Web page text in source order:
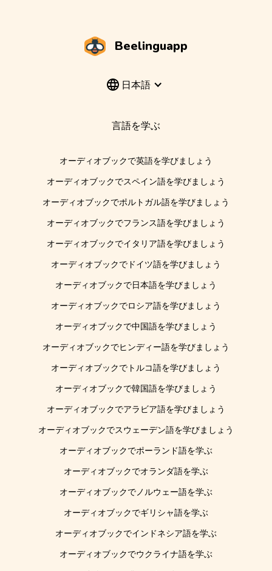
Beelinguapp
日本語
言語を学ぶ
オーディオブックで英語を学びましょう
オーディオブックでスペイン語を学びましょう
オーディオブックでポルトガル語を学びましょう
オーディオブックでフランス語を学びましょう
オーディオブックでイタリア語を学びましょう
オーディオブックでドイツ語を学びましょう
オーディオブックで日本語を学びましょう
オーディオブックでロシア語を学びましょう
オーディオブックで中国語を学びましょう
オーディオブックでヒンディー語を学びましょう
オーディオブックでトルコ語を学びましょう
オーディオブックで韓国語を学びましょう
オーディオブックでアラビア語を学びましょう
オーディオブックでスウェーデン語を学びましょう
オーディオブックでポーランド語を学ぶ
オーディオブックでオランダ語を学ぶ
オーディオブックでノルウェー語を学ぶ
オーディオブックでギリシャ語を学ぶ
オーディオブックでインドネシア語を学ぶ
オーディオブックでウクライナ語を学ぶ